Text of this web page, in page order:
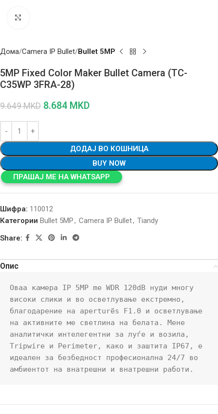
Дома Camera IP Bullet Bullet 5MP
5MP Fixed Color Maker Bullet Camera (TC-
C35WP 3FRA-28)
9.649MKD 8.684 MKD
ДОДАЈ ВО КОШНИЦА
BUY NOW
ПРАШАЈ МЕ НА WHATSAPP
Шифра: 110012
Категории Bullet 5MP, Camera IP Bullet, Tiandy
Share:
Опис
Оваа камера IP 5MP me WDR 120dB нуди многу
високи слики и во осветлување екстремно,
благодарение на aperturës F1.0 и осветлување
на активните ме светлина на белата. Мене
аналитички интелегентни за луѓе и возила,
Tripwire и Perimeter, како и заштита IP67, е
идеален за безбедност професионална 24/7 во
амбиентот на внатрешни и внатрешни работи.